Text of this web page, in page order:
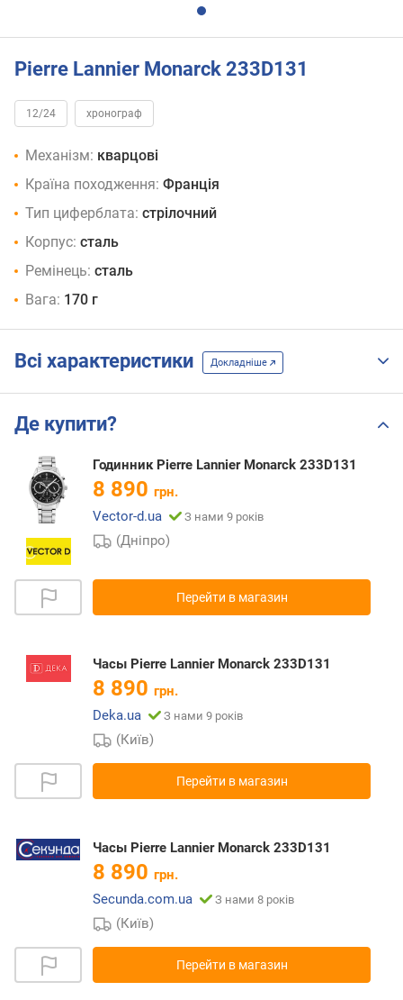
Pierre Lannier Monarck 233D131
12/24 хронограф
Механізм: кварцові
Країна походження: Франція
Тип циферблата: стрілочний
Корпус: сталь
Ремінець: сталь
Вага: 170 г
Всі характеристики Докладніше
Де купити?
Годинник Pierre Lannier Monarck 233D131
8 890 грн.
Vector-d.ua
З нами 9 років
(Дніпро)
Перейти в магазин
Часы Pierre Lannier Monarck 233D131
8 890 грн.
Deka.ua
З нами 9 років
(Київ)
Перейти в магазин
Часы Pierre Lannier Monarck 233D131
8 890 грн.
Secunda.com.ua
З нами 8 років
(Київ)
Перейти в магазин